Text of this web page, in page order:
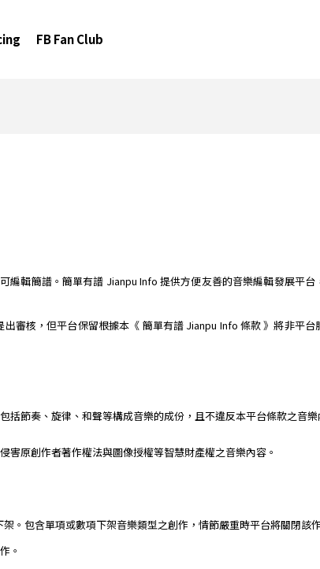
FB Fan Club
編輯簡譜。簡單有譜 Jianpu Info 提供方便友善的音樂編輯發展平
審核，但平台保留根據本《 簡單有譜 Jianpu Info 條款 》將非平
括節奏、旋律、和聲等構成音樂的成份，且不違反本平台條款之音
害原創作者著作權法與圖像授權等智慧財產權之音樂內容。
。包含單項或數項下架音樂類型之創作，情節嚴重時平台將關閉該
。